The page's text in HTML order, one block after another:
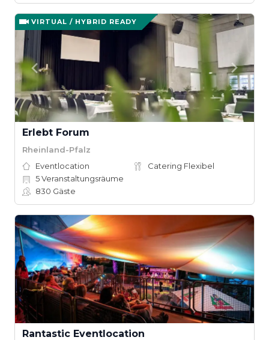
VIRTUAL / HYBRID READY
Erlebt Forum
Rheinland-Pfalz
Eventlocation
Catering Flexibel
5Veranstaltungsräume
830 Gäste
Rantastic Eventlocation